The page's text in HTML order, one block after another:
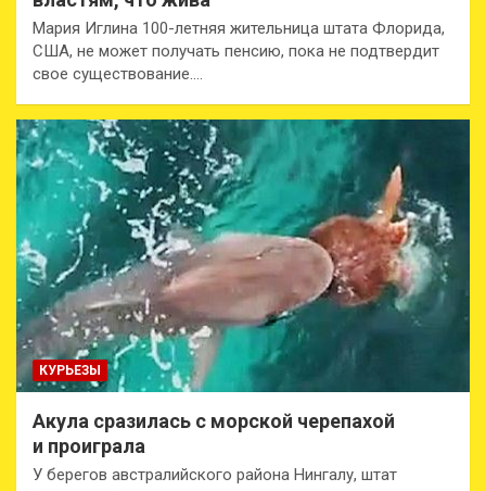
Мария Иглина 100-летняя жительница штата Флорида,
США, не может получать пенсию, пока не подтвердит
свое существование.…
КУРЬЕЗЫ
Акула сразилась с морской черепахой
и проиграла
У берегов австралийского района Нингалу, штат